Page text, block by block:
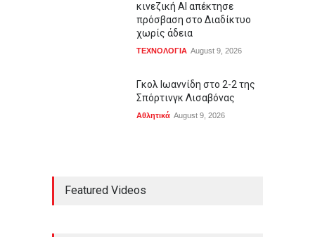
κινεζική AI απέκτησε
πρόσβαση στο Διαδίκτυο
χωρίς άδεια
ΤΕΧΝΟΛΟΓΙΑ August 9, 2026
Γκολ Ιωαννίδη στο 2-2 της
Σπόρτινγκ Λισαβόνας
Αθλητικά August 9, 2026
Featured Videos